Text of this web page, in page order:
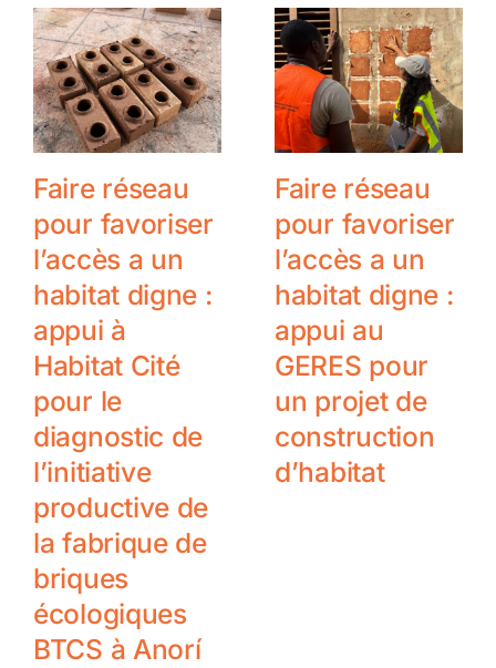
Faire réseau
pour favoriser
l’accès a un
habitat digne :
appui à
Habitat Cité
pour le
diagnostic de
l’initiative
productive de
la fabrique de
briques
écologiques
BTCS à Anorí
Faire réseau
pour favoriser
l’accès a un
habitat digne :
appui au
GERES pour
un projet de
construction
d’habitat